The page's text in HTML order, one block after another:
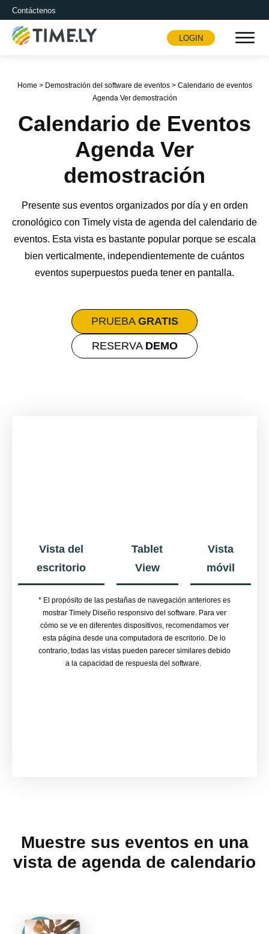
Contáctenos
Timely
LOGIN
Home > Demostración del software de eventos> Calendario de eventos
Agenda Ver demostración
Calendario de Eventos
Agenda Ver
demostración
Presente sus eventos organizados por día y en orden
cronológico con Timely vista de agenda del calendario de
eventos. Esta vista es bastante popular porque se escala
bien verticalmente, independientemente de cuántos
eventos superpuestos pueda tener en pantalla.
PRUEBA GRATIS
RESERVA DEMO
Vista del
escritorio
Tablet
View
Vista
móvil
* El propósito de las pestañas de navegación anteriores es
mostrar Timely Diseño responsivo del software. Para ver
cómo se ve en diferentes dispositivos, recomendamos ver
esta página desde una computadora de escritorio. De lo
contrario, todas las vistas pueden parecer similares debido
a la capacidad de respuesta del software.
Muestre sus eventos en una
vista de agenda de calendario